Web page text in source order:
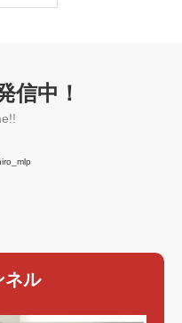
信中！
ネル